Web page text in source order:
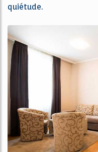
quiétude.